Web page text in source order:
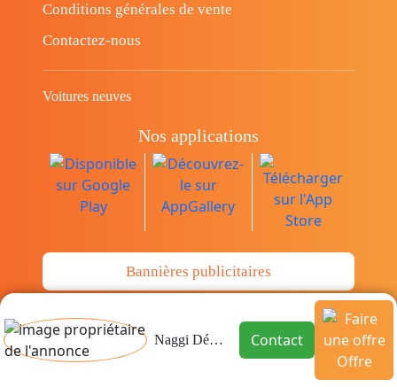
Naggi Déménagement
Contact
Offre
Conditions générales de vente
Contactez-nous
Voitures neuves
Nos applications
Bannières publicitaires
© Copyright 2014-2026 Cava.tn Limited Tous
les droits sont réservés.